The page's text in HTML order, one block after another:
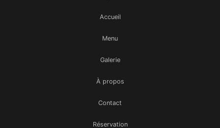
Accueil
Menu
Galerie
À propos
Contact
Réservation